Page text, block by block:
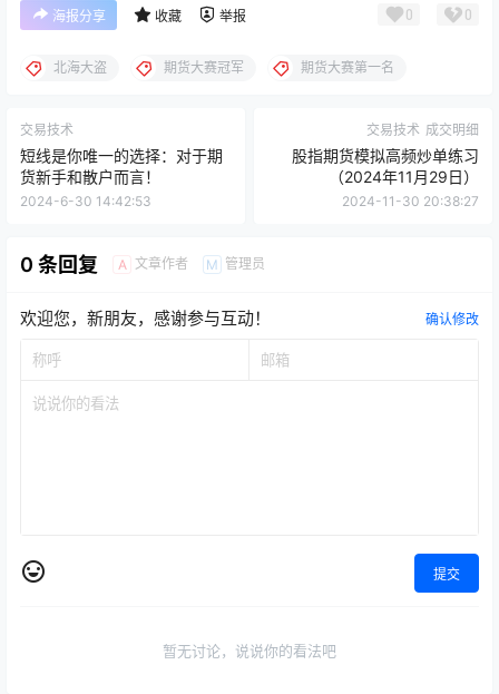
海报分享 收藏 举报 0 0
北海大盗 期货大赛冠军 期货大赛第一名
交易技术
短线是你唯一的选择：对于期
货新手和散户而言！
2024-6-30 14:42:53
交易技术 成交明细
股指期货模拟高频炒单练习
（2024年11月29日）
2024-11-30 20:38:27
0 条回复 A 文章作者 M 管理员
欢迎您，新朋友，感谢参与互动！ 确认修改
提交
暂无讨论，说说你的看法吧